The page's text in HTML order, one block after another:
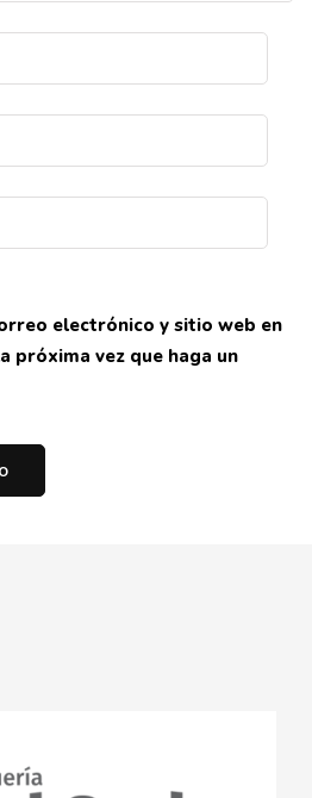
electrónico y sitio web en
próxima vez que haga un